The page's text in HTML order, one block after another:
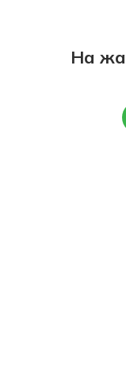
На